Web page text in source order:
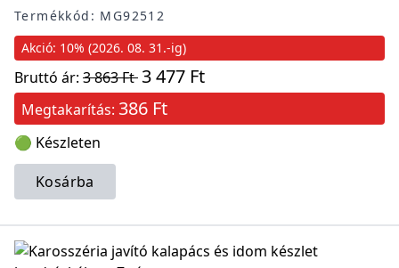
Termékkód: MG92512
Akció: 10% (2026. 08. 31.-ig)
Bruttó ár: 3 863 Ft3 477 Ft
Megtakarítás: 386 Ft
🟢 Készleten
Kosárba